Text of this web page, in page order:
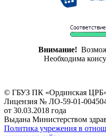
Внимание!
Необходима
© ГБУЗ ПК «Ординская
Лицензия № ЛО-59-01-
от 30.03.2018 года
Выдана Министерством
Политика учрежения в